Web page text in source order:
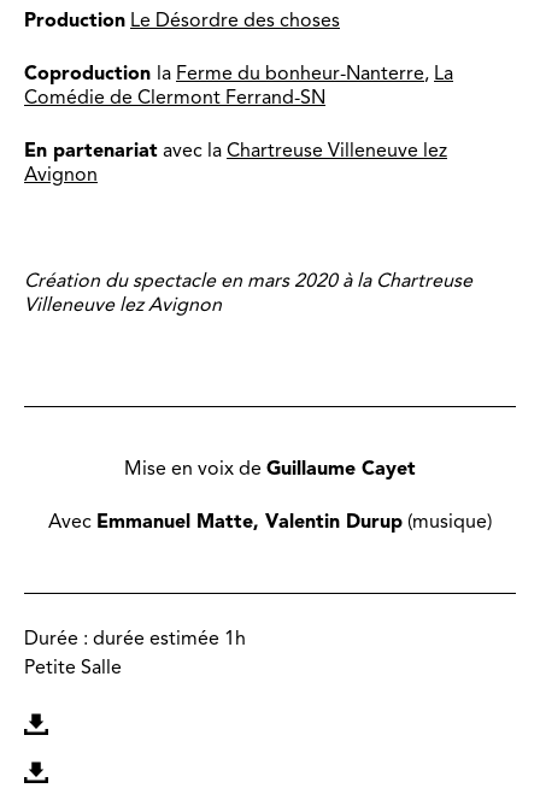
Production Le Désordre des choses
Coproduction la Ferme du bonheur-Nanterre, La
Comédie de Clermont Ferrand-SN
En partenariat avec la Chartreuse Villeneuve lez
Avignon
Création du spectacle en mars 2020 à la Chartreuse
Villeneuve lez Avignon
Mise en voix de Guillaume Cayet
Avec Emmanuel Matte, Valentin Durup (musique)
Durée : durée estimée 1h
Petite Salle